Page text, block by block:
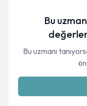
Bu
Bu uzmanı